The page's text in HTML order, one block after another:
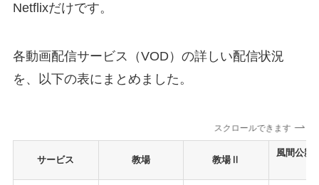
Netflixだけです。
各動画配信サービス（VOD）の詳しい配信状況
を、以下の表にまとめました。
スクロールできます
サービス 教場 教場Ⅱ
風間公親